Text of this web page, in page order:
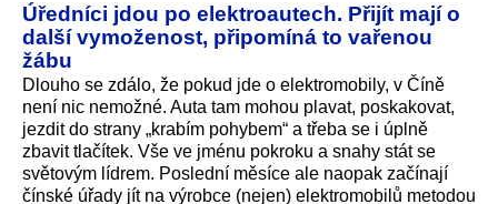
Úředníci jdou po elektroautech. Přijít mají o
další vymoženost, připomíná to vařenou
žábu
Dlouho se zdálo, že pokud jde o elektromobily, v Číně
není nic nemožné. Auta tam mohou plavat, poskakovat,
jezdit do strany „krabím pohybem“ a třeba se i úplně
zbavit tlačítek. Vše ve jménu pokroku a snahy stát se
světovým lídrem. Poslední měsíce ale naopak začínají
čínské úřady jít na výrobce (nejen) elektromobilů metodou